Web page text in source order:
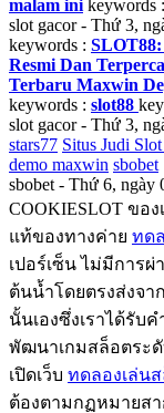
malam ini keywords :
slot gacor - Thứ 3,
keywords :
Resmi Dan
Terbaru Maxwin
keywords : slot88
slot gacor - Thứ 3,
stars77 Situs Judi
demo maxwin sbobet
sbobet - Thứ 6, ngày
COOKIESLOT ขอ
แท้ของทางค่าย ทด
เปอร์เซ็น ไม่มีการผ่
ต้นน้ำโดยตรงส่งจา
นั้นเองซึ่งเราได้รั
พัฒนาเกมสล็อตระดั
เปิดเว็บ ทดลองเล่น
ต้องตามกฏหมายส